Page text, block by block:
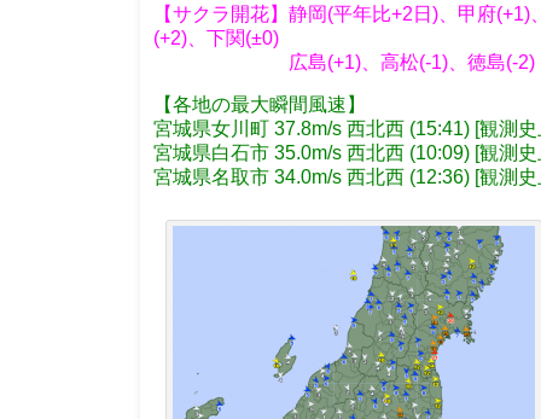
【サクラ開花】静岡(平年比+2日)、甲府
(+2)、下関(±0)
広島(+1)、高松(-1)、徳島(-2)
【各地の最大瞬間風速】
宮城県女川町 37.8m/s 西北西 (15:41) [観測
宮城県白石市 35.0m/s 西北西 (10:09) [観測
宮城県名取市 34.0m/s 西北西 (12:36) [観測